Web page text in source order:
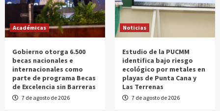
Académicas
Gobierno otorga 6.500
becas nacionales e
internacionales como
parte de programa Becas
de Excelencia sin Barreras
7 de agosto de 2026
Noticias
Estudio de la PUCMM
identifica bajo riesgo
ecológico por metales en
playas de Punta Cana y
Las Terrenas
7 de agosto de 2026